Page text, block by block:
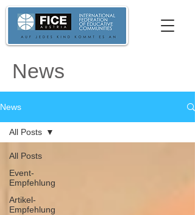
News
News
All Posts
Event-
Empfehlung
Artikel-
Empfehlung
All Posts